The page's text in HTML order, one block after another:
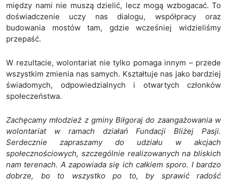
między nami nie muszą dzielić, lecz mogą wzbogacać. To
doświadczenie uczy nas dialogu, współpracy oraz
budowania mostów tam, gdzie wcześniej widzieliśmy
przepaść.
W rezultacie, wolontariat nie tylko pomaga innym – przede
wszystkim zmienia nas samych. Kształtuje nas jako bardziej
świadomych, odpowiedzialnych i otwartych członków
społeczeństwa.
Zachęcamy młodzież z gminy Biłgoraj do zaangażowania w
wolontariat w ramach działań Fundacji Bliżej Pasji.
Serdecznie zapraszamy do udziału w akcjach
społecznościowych, szczególnie realizowanych na bliskich
nam terenach. A zapowiada się ich całkiem sporo. I bardzo
dobrze, bo to wszystko po to, by sprawić radość